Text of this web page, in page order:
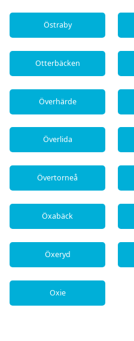
Östraby
Otterbäcken
Överhärde
Överlida
Övertorneå
Öxabäck
Öxeryd
Oxie